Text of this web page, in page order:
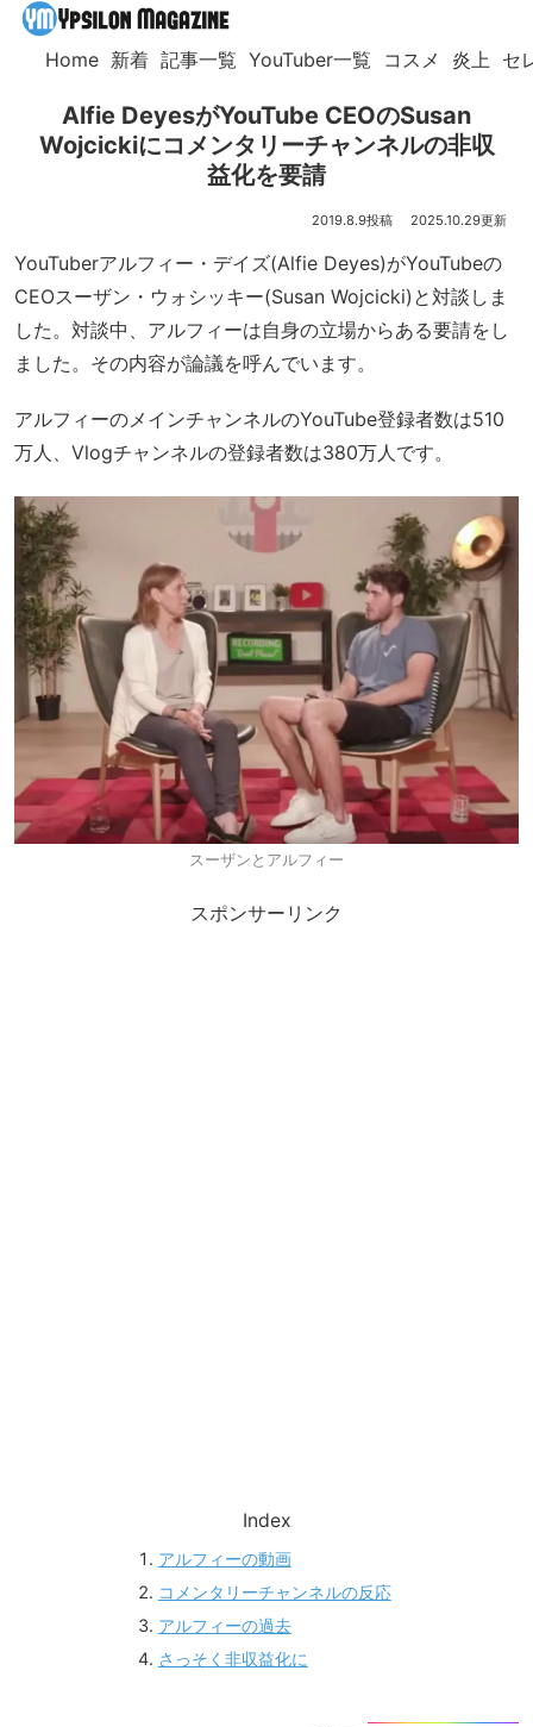
Home 新着 記事一覧 YouTuber一覧 コスメ 炎上 セ
Alfie DeyesがYouTube CEOのSusan
Wojcickiにコメンタリーチャンネルの非収
益化を要請
2019.8.9 2025.10.29
YouTuberアルフィー・デイズ(Alfie Deyes)がYouTubeの
CEOスーザン・ウォシッキー(Susan Wojcicki)と対談しま
した。対談中、アルフィーは自身の立場からある要請をし
ました。その内容が論議を呼んでいます。
アルフィーのメインチャンネルのYouTube登録者数は510
万人、Vlogチャンネルの登録者数は380万人です。
スーザンとアルフィー
スポンサーリンク
Index
アルフィーの動画
コメンタリーチャンネルの反応
アルフィーの過去
さっそく非収益化に